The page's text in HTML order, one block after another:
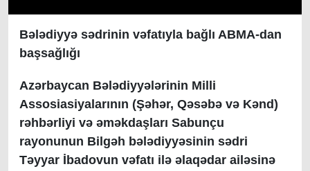
Bələdiyyə sədrinin vəfatıyla bağlı ABMA-dan
başsağlığı
Azərbaycan Bələdiyyələrinin Milli
Assosiasiyalarının (Şəhər, Qəsəbə və Kənd)
rəhbərliyi və əməkdaşları Sabunçu
rayonunun Bilgəh bələdiyyəsinin sədri
Təyyar İbadovun vəfatı ilə əlaqədar ailəsinə